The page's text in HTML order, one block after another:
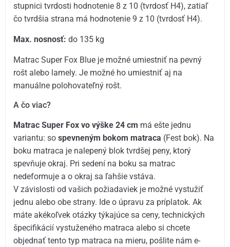
stupnici tvrdosti hodnotenie 8 z 10 (tvrdosť H4), zatiaľ
čo tvrdšia strana má hodnotenie 9 z 10 (tvrdosť H4).
Max. nosnosť: do 135 kg
Matrac Super Fox Blue je možné umiestniť na pevný
rošt alebo lamely. Je možné ho umiestniť aj na
manuálne polohovateľný rošt.
A čo viac?
Matrac Super Fox vo výške 24 cm má ešte jednu
variantu: sospevneným bokom matraca (Fest bok). Na
boku matraca je nalepený blok tvrdšej peny, ktorý
spevňuje okraj. Pri sedení na boku sa matrac
nedeformuje a o okraj sa ľahšie vstáva.
V závislosti od vašich požiadaviek je možné vystužiť
jednu alebo obe strany. Ide o úpravu za príplatok. Ak
máte akékoľvek otázky týkajúce sa ceny, technických
špecifikácií vystuženého matraca alebo si chcete
objednať tento typ matraca na mieru, pošlite nám e-